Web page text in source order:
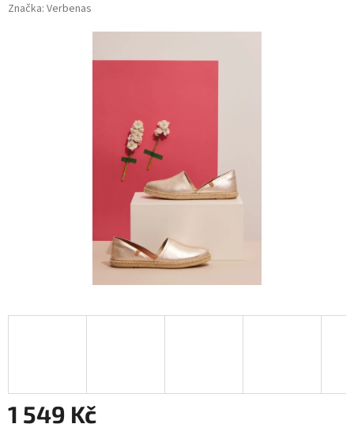
Značka: Verbenas
1 549 Kč